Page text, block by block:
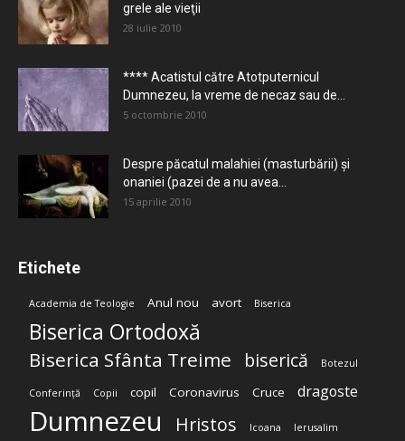
grele ale vieţii
28 iulie 2010
**** Acatistul către Atotputernicul
Dumnezeu, la vreme de necaz sau de...
5 octombrie 2010
Despre păcatul malahiei (masturbării) şi
onaniei (pazei de a nu avea...
15 aprilie 2010
Etichete
Academia de Teologie Anul nou avort Biserica
Biserica Ortodoxă
Biserica Sfânta Treime biserică Botezul
Conferință Copii copil Coronavirus Cruce dragoste
Dumnezeu Hristos Icoana Ierusalim